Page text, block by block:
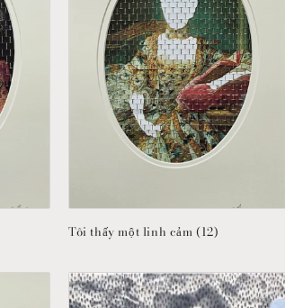
Tôi thấy một linh cảm (12)